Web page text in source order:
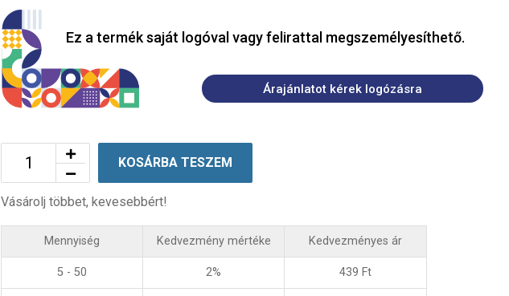
Ez a termék saját logóval vagy felirattal megszemélyesíthető.
Árajánlatot kérek logózásra
KOSÁRBA TESZEM
Vásárolj többet, kevesebbért!
Mennyiség Kedvezmény mértéke Kedvezményes ár
5 - 50 2% 439 Ft